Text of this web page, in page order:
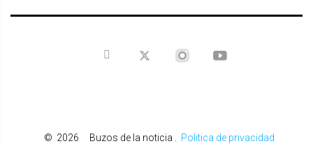
© 2026 Buzos de la noticia Politica de privacidad